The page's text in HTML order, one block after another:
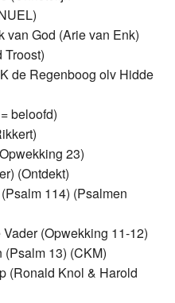
van God (Arie van Enk)
Troost)
de Regenboog olv Hidde
beloofd)
23)
(Ontdekt)
114) (Psalmen
(Opwekking 11-12)
13) (CKM)
(Ronald Knol & Harold